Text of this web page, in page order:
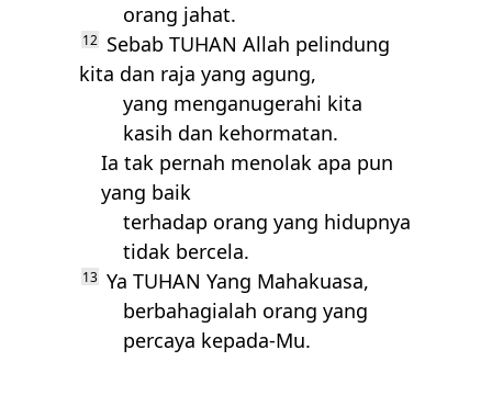
orang jahat.
12 Sebab TUHAN Allah pelindung
kita dan raja yang agung,
yang menganugerahi kita
kasih dan kehormatan.
Ia tak pernah menolak apa pun
yang baik
terhadap orang yang hidupnya
tidak bercela.
13 Ya TUHAN Yang Mahakuasa,
berbahagialah orang yang
percaya kepada-Mu.